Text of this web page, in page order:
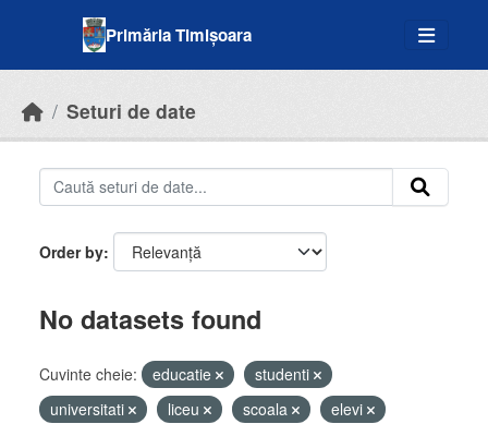
Primăria Timișoara
Seturi de date
Order by
No datasets found
Cuvinte cheie: educatie
studenti
universitati
liceu scoala
elevi